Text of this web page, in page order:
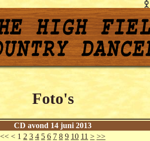
Foto's
CD avond 14 juni 2013
<< < 1 2 3 4 5 6 7 8 9 10 11 > >>